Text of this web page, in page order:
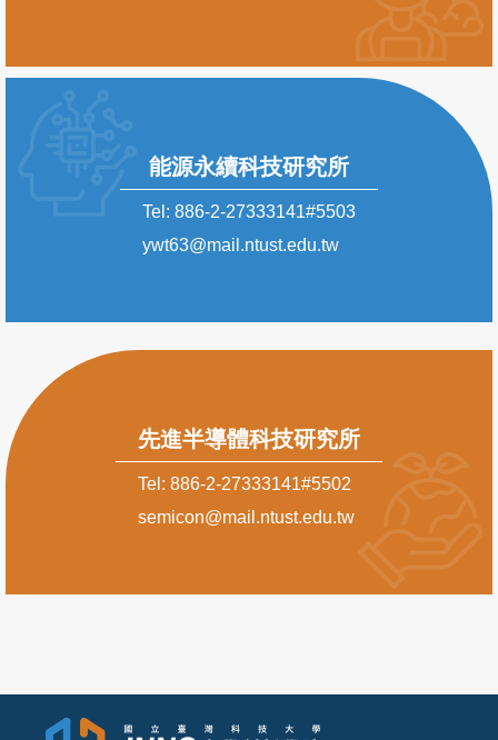
能源永續科技研究所
Tel: 886-2-27333141#5503
ywt63@mail.ntust.edu.tw
先進半導體科技研究所
Tel: 886-2-27333141#5502
semicon@mail.ntust.edu.tw